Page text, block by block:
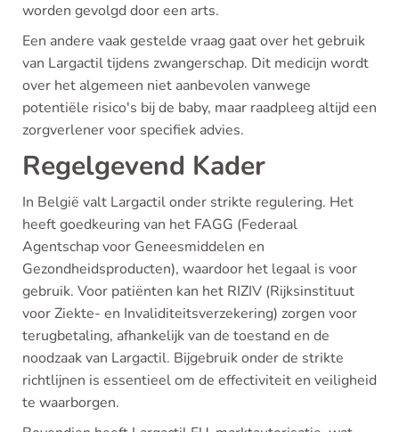
worden gevolgd door een arts.
Een andere vaak gestelde vraag gaat over het gebruik
van Largactil tijdens zwangerschap. Dit medicijn wordt
over het algemeen niet aanbevolen vanwege
potentiële risico's bij de baby, maar raadpleeg altijd een
zorgverlener voor specifiek advies.
Regelgevend Kader
In België valt Largactil onder strikte regulering. Het
heeft goedkeuring van het FAGG (Federaal
Agentschap voor Geneesmiddelen en
Gezondheidsproducten), waardoor het legaal is voor
gebruik. Voor patiënten kan het RIZIV (Rijksinstituut
voor Ziekte- en Invaliditeitsverzekering) zorgen voor
terugbetaling, afhankelijk van de toestand en de
noodzaak van Largactil. Bijgebruik onder de strikte
richtlijnen is essentieel om de effectiviteit en veiligheid
te waarborgen.